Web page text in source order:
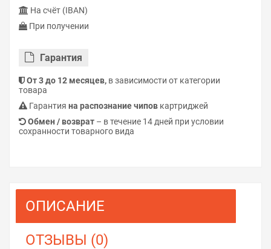
На счёт (IBAN)
При получении
Гарантия
От 3 до 12 месяцев, в зависимости от категории
товара
Гарантия на распознание чипов картриджей
Обмен / возврат – в течение 14 дней при условии
сохранности товарного вида
ОПИСАНИЕ
ОТЗЫВЫ (0)